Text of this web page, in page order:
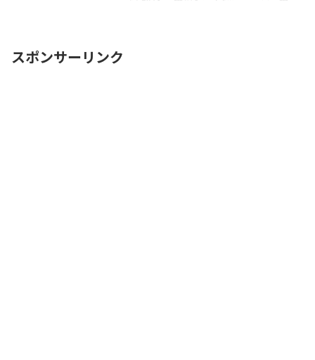
スポンサーリンク